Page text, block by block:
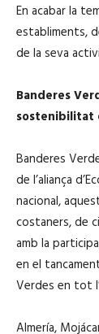
En acabar la
establiments,
de la seva
Banderes
sostenibilitat
Banderes
de l’aliança
nacional,
costaners, de
amb la
en el
Verdes en tot
Almería,